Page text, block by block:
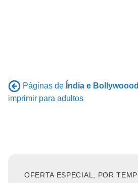
Páginas de Índia e Bollywoood
imprimir para adultos
OFERTA ESPECIAL, POR